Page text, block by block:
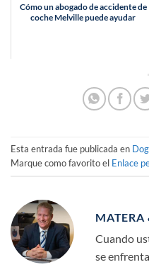
Cómo un abogado de accidente de
coche Melville puede ayudar
Esta entrada fue publicada en
Marque como favorito el Enlace
MATERA
Cuando
se